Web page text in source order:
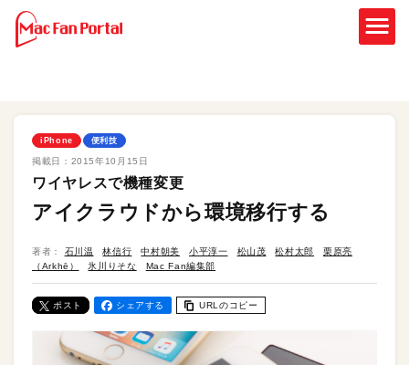
iPhone 便利技
掲載日： 2015年10月15日
ワイヤレスで機種変更
アイクラウドから環境移行する
著者： 石川温 林信行 中村朝美 小平淳一 松山茂 松村太郎
栗原亮
（Arkhē）
氷川りそな Mac Fan編集部
ポスト シェアする URLのコピー